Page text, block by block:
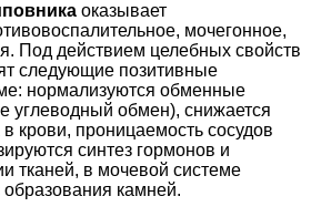
оказывает
мочегонное,
Под действием целебных свойств
следующие позитивные
нормализуются обменные
углеводный обмен), снижается
крови, проницаемость сосудов
синтез гормонов и
тканей, в мочевой системе
камней.